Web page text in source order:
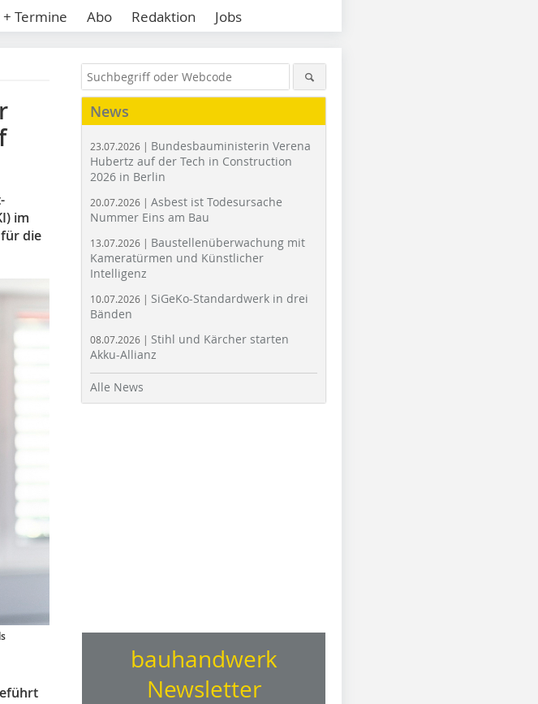
Termine Abo Redaktion Jobs
im
die
News
23.07.2026 | Bundesbauministerin Verena
Hubertz auf der Tech in Construction
2026 in Berlin
20.07.2026 | Asbest ist Todesursache
Nummer Eins am Bau
13.07.2026 | Baustellenüberwachung mit
Kameratürmen und Künstlicher
Intelligenz
10.07.2026 | SiGeKo-Standardwerk in drei
Bänden
08.07.2026 | Stihl und Kärcher starten
Akku-Allianz
Alle News
bauhandwerk
Newsletter